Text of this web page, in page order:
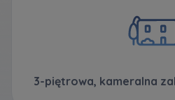
3-piętrowa, kameralna